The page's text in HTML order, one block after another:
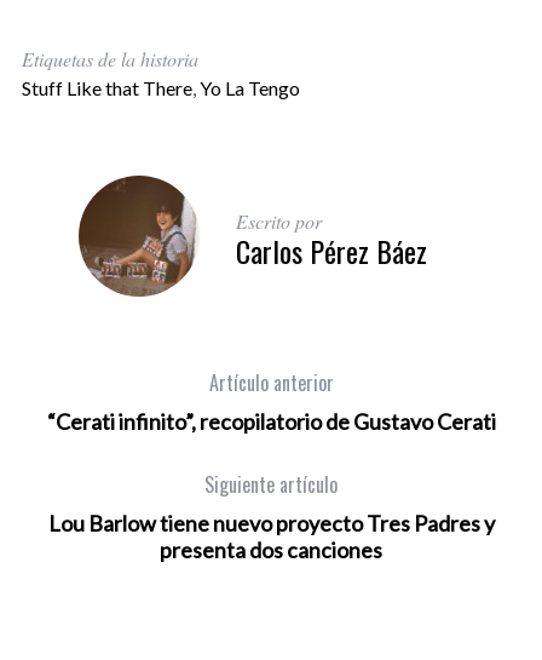
Etiquetas de la historia
Stuff Like that There, Yo La Tengo
Escrito por
Carlos Pérez Báez
Artículo anterior
“Cerati infinito”, recopilatorio de Gustavo Cerati
Siguiente artículo
Lou Barlow tiene nuevo proyecto Tres Padres y
presenta dos canciones